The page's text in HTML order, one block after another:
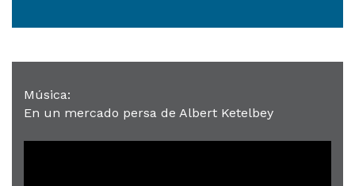
Música:
En un mercado persa de Albert Ketelbey